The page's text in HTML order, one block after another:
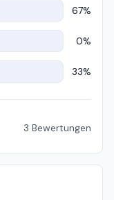
67%
0%
33%
3 Bewertungen